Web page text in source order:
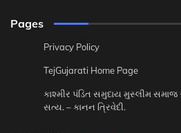
Pages
Privacy Policy
TejGujarati Home Page
કાશ્મીર પંડિત સમુદાય મુસ્લીમ
સત્ય. – કાનન ત્રિવેદી.